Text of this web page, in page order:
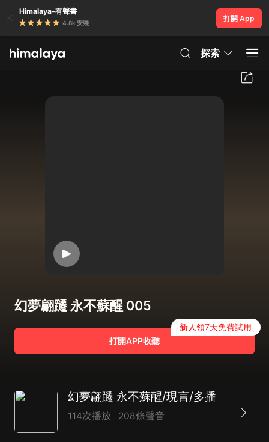
Himalaya-有聲書
4.8k 安裝
打開 App
探索
幻夢翩躚 永不蘇醒 005
打開APP收聽
新人領7天免費試用
幻夢翩躚 永不蘇醒/現言/多播
114次播放 208條聲音